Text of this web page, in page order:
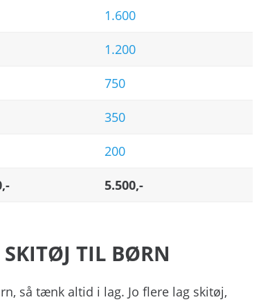
1.600
1.200
750
350
200
5.500,-
TIL BØRN
så tænk altid i lag. Jo flere lag skitøj,